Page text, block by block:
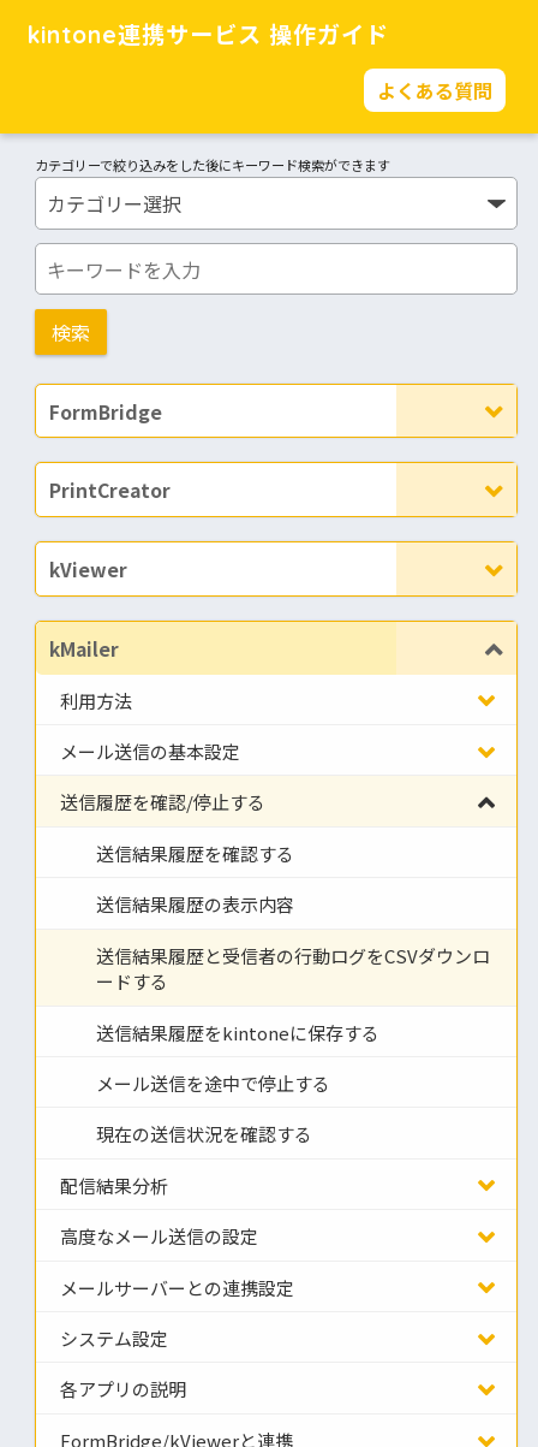
kintone連携サービス 操作ガイド
よくある質問
カテゴリーで絞り込みをした後にキーワード検索ができます
FormBridge
PrintCreator
kViewer
kMailer
利用方法
メール送信の基本設定
送信履歴を確認/停止する
送信結果履歴を確認する
送信結果履歴の表示内容
送信結果履歴と受信者の行動ログをCSVダウンロ
ードする
送信結果履歴をkintoneに保存する
メール送信を途中で停止する
現在の送信状況を確認する
配信結果分析
高度なメール送信の設定
メールサーバーとの連携設定
システム設定
各アプリの説明
FormBridge/kViewerと連携